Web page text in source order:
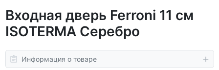
Входная дверь Ferroni 11 см
ISOTERMA Серебро
Информация о товаре